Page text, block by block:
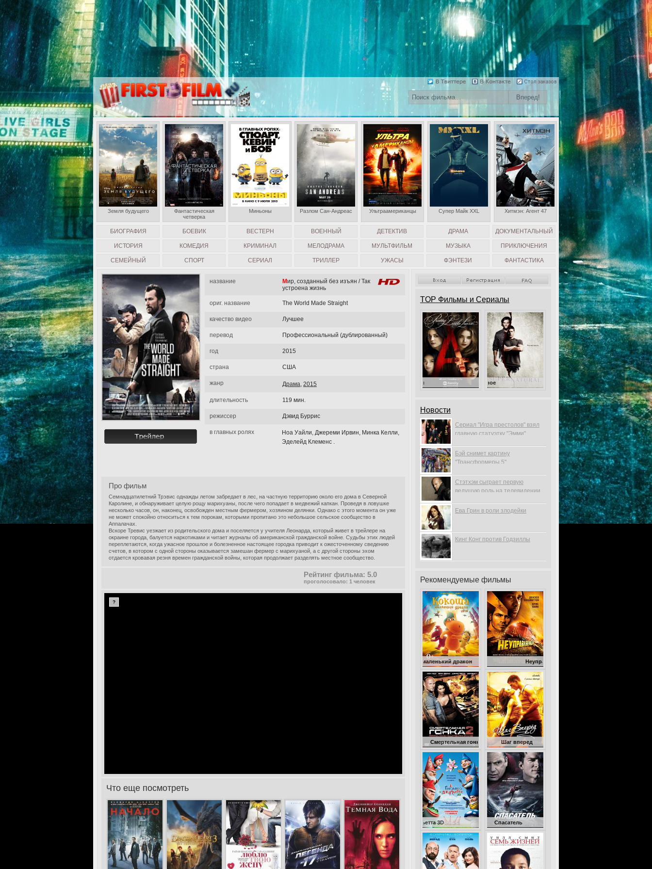
название
Мир, созданный без изъян / Так
устроена жизнь
ориг. название The World Made Straight
качество видео Лучшее
перевод Профессиональный (дублированный)
год 2015
страна США
жанр Драма, 2015
длительность 119 мин.
режиссер Дэвид Буррис
в главных ролях
Ноа Уайли, Джереми Ирвин, Минка Келли,
Эделейд Клеменс .
Про фильм
Семнадцатилетний Трэвис однажды летом забредает в лес, на частную территорию около его дома в Северной
Каролине, и обнаруживает целую рощу марихуаны, после чего попадает в медвежий капкан. Проведя в ловушке
несколько часов, он, наконец, освобожден местным фермером, хозяином делянки. Однако с этого момента он уже
не может спокойно относиться к тем порокам, которыми пропитано это небольшое сельское сообщество в
Аппалачах.
Вскоре Тревис уезжает из родительского дома и поселяется у учителя Леонарда, который живет в трейлере на
окраине города, балуется наркотиками и читает журналы об американской гражданской войне. Судьбы этих людей
переплетаются, когда ужасное прошлое и болезненное настоящее городка приводит к ожесточенному сведению
счетов, в котором с одной стороны оказывается замешан фермер с марихуаной, а с другой стороны эхом
отдается кровавая резня времен гражданской войны, которая продолжает разделять местное сообщество.
Рейтинг фильма: 5.0
проголосовало: 1 человек
?
>Что еще посмотреть
TOP Фильмы и Сериалы
Милые обманщицы Сверхъестественное
Новости
Сериал "Игра престолов" взял
главную статуэтку "Эмми".
Бэй снимет картину
"Трансформеры 5"
Стэтхэм сыграет первую
ведущую роль на телевидении
Ева Грин в роли злодейки
Кинг Конг против Годзиллы
Рекомендуемые фильмы
Кокоша – маленький дракон Неуправляемый
Смертельная гонка 2: Франкенштейн жив
Шаг вперед
Гномео и Джульетта 3D
БИОГРАФИЯ БОЕВИК ВЕСТЕРН ВОЕННЫЙ ДЕТЕКТИВ ДРАМА ДОКУМЕНТАЛЬНЫЙ
ИСТОРИЯ КОМЕДИЯ КРИМИНАЛ МЕЛОДРАМА МУЛЬТФИЛЬМ МУЗЫКА ПРИКЛЮЧЕНИЯ
СЕМЕЙНЫЙ СПОРТ СЕРИАЛ ТРИЛЛЕР УЖАСЫ ФЭНТЕЗИ ФАНТАСТИКА
Земля будущего
Фантастическая
четверка
Миньоны Разлом Сан-Андреас Ультраамериканцы Супер Майк XXL Хитмэн: Агент 47